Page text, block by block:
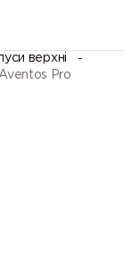
верхні
Pro